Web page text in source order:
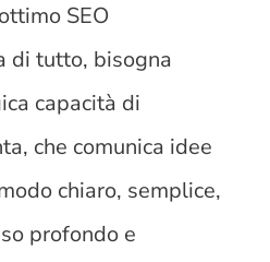
SEO
di tutto, bisogna
capacità di
che comunica idee
chiaro, semplice,
profondo e